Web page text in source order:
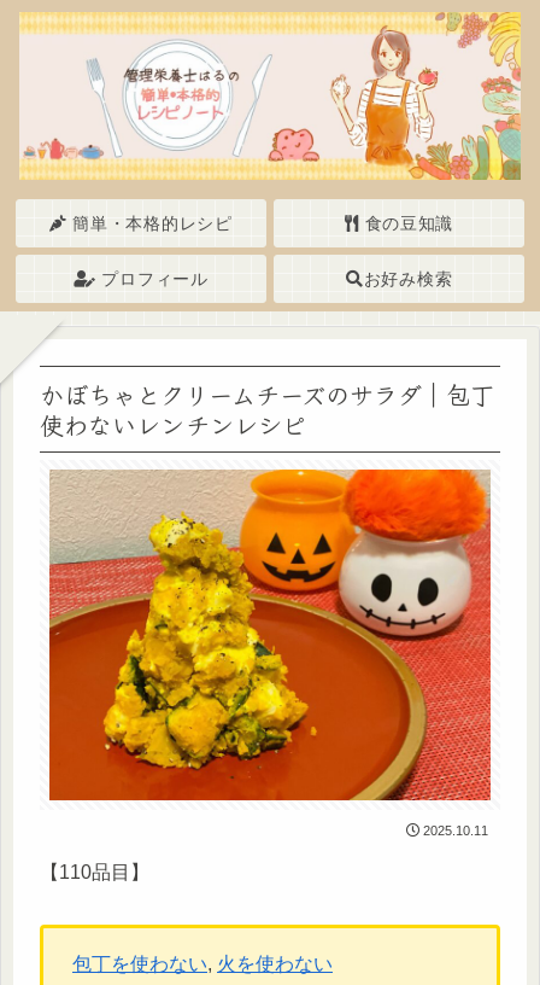
簡単・本格的レシピ 食の豆知識
プロフィール お好み検索
かぼちゃとクリームチーズのサラダ｜包丁
使わないレンチンレシピ
2025.10.11
【110品目】
包丁を使わない, 火を使わない